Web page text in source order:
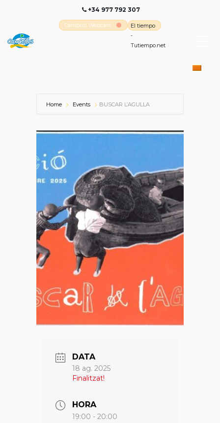
+34 977 792 307
Cambrils Webcam
El tiempo
-
Tutiempo.net
Home Events BUSCAR L’AGULLA
DATA
18 ag. 2025
Finalitzat!
HORA
19:00 - 20:00